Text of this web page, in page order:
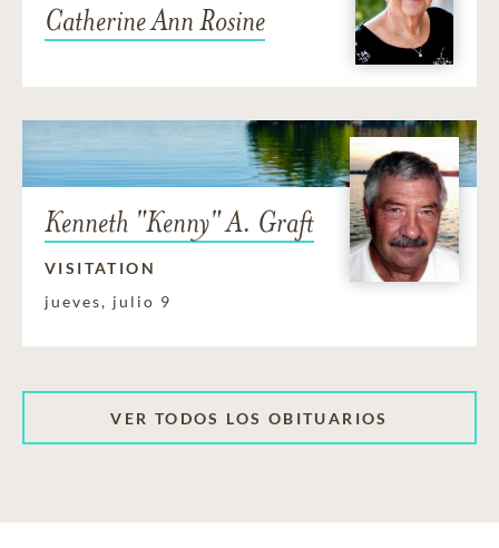
Catherine Ann Rosine
Kenneth "Kenny" A. Graft
VISITATION
jueves, julio 9
VER TODOS LOS OBITUARIOS